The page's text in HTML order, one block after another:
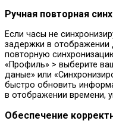
Ручная повторная
Если часы не
задержки в отображении
повторную
«Профиль» > выберите
даные» или
быстро обновить
в отображении времени,
Обеспечение